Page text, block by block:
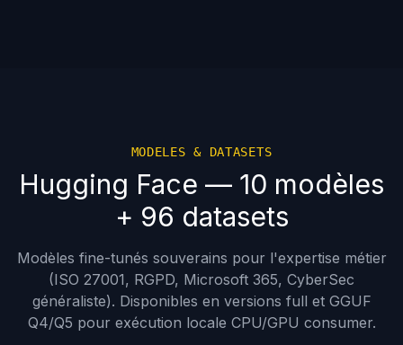
MODELES & DATASETS
Hugging Face — 10 modèles
+ 96 datasets
Modèles fine-tunés souverains pour l'expertise métier
(ISO 27001, RGPD, Microsoft 365, CyberSec
généraliste). Disponibles en versions full et GGUF
Q4/Q5 pour exécution locale CPU/GPU consumer.